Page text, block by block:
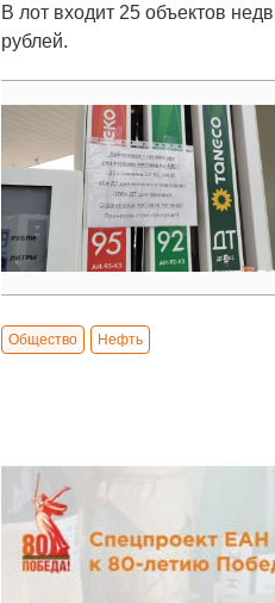
В лот входит 25 объектов
рублей.
Общество Нефть